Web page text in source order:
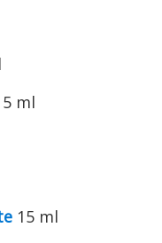
ml
15 ml